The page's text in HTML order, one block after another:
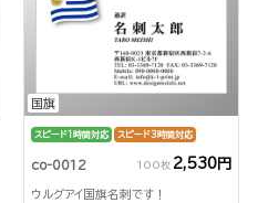
国旗
スピード1時間対応 スピード3時間対応
co-0012 100枚 2,530円
ウルグアイ国旗名刺です！